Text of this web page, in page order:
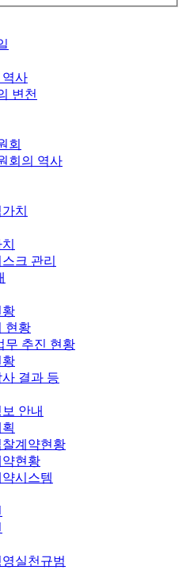
역사
변천
회
회의 역사
치
크 관리
황
현황
무 추진 현황
황
결과 등
안내
찰계약현황
현황
시스템
실천규범